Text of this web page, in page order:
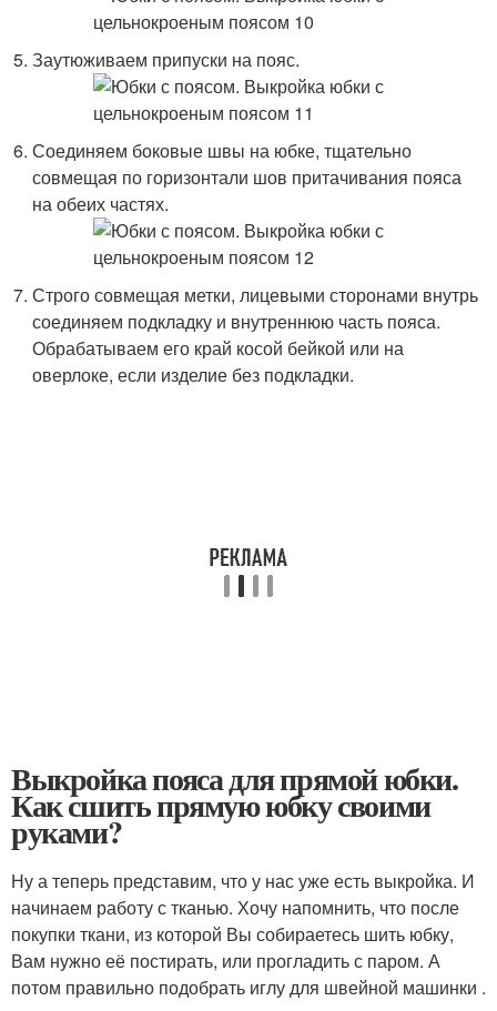
Заутюживаем припуски на пояс.
Соединяем боковые швы на юбке, тщательно
совмещая по горизонтали шов притачивания пояса
на обеих частях.
Строго совмещая метки, лицевыми сторонами внутрь
соединяем подкладку и внутреннюю часть пояса.
Обрабатываем его край косой бейкой или на
оверлоке, если изделие без подкладки.
Выкройка пояса для прямой юбки.
Как сшить прямую юбку своими
руками?
Ну а теперь представим, что у нас уже есть выкройка. И
начинаем работу с тканью. Хочу напомнить, что после
покупки ткани, из которой Вы собираетесь шить юбку,
Вам нужно её постирать, или прогладить с паром. А
потом правильно подобрать иглу для швейной машинки .